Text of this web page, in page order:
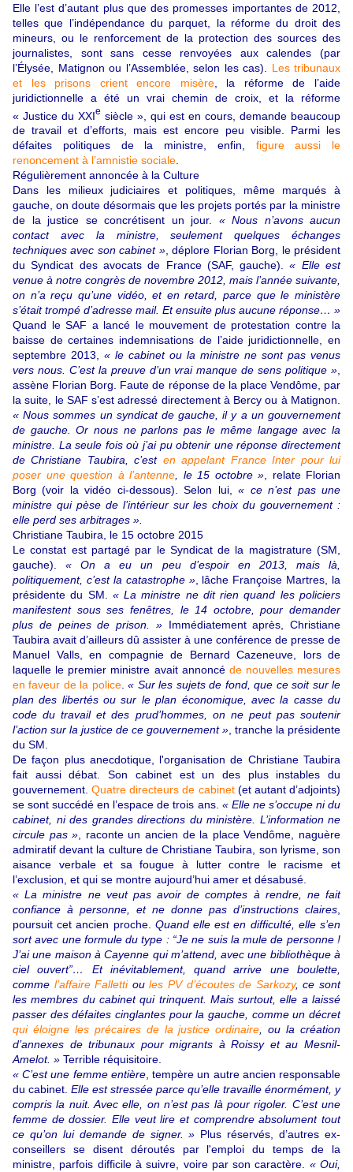
Elle l’est d’autant plus que des promesses importantes de 2012,
telles que l’indépendance du parquet, la réforme du droit des
mineurs, ou le renforcement de la protection des sources des
journalistes, sont sans cesse renvoyées aux calendes (par
l’Élysée, Matignon ou l’Assemblée, selon les cas). Les tribunaux
et les prisons crient encore misère, la réforme de l’aide
juridictionnelle a été un vrai chemin de croix, et la réforme
« Justice du XXIe siècle », qui est en cours, demande beaucoup
de travail et d’efforts, mais est encore peu visible. Parmi les
défaites politiques de la ministre, enfin, figure aussi le
renoncement à l’amnistie sociale.
Régulièrement annoncée à la Culture
Dans les milieux judiciaires et politiques, même marqués à
gauche, on doute désormais que les projets portés par la ministre
de la justice se concrétisent un jour. « Nous n’avons aucun
contact avec la ministre, seulement quelques échanges
techniques avec son cabinet », déplore Florian Borg, le président
du Syndicat des avocats de France (SAF, gauche).« Elle est
venue à notre congrès de novembre 2012, mais l’année suivante,
on n’a reçu qu’une vidéo, et en retard, parce que le ministère
s’était trompé d’adresse mail. Et ensuite plus aucune réponse… »
Quand le SAF a lancé le mouvement de protestation contre la
baisse de certaines indemnisations de l’aide juridictionnelle, en
septembre 2013, « le cabinet ou la ministre ne sont pas venus
vers nous. C’est la preuve d’un vrai manque de sens politique »,
assène Florian Borg. Faute de réponse de la place Vendôme, par
la suite, le SAF s’est adressé directement à Bercy ou à Matignon.
« Nous sommes un syndicat de gauche, il y a un gouvernement
de gauche. Or nous ne parlons pas le même langage avec la
ministre. La seule fois où j’ai pu obtenir une réponse directement
de Christiane Taubira, c’est en appelant France Inter pour lui
poser une question à l’antenne, le 15 octobre », relate Florian
Borg (voir la vidéo ci-dessous). Selon lui,« ce n’est pas une
ministre qui pèse de l’intérieur sur les choix du gouvernement :
elle perd ses arbitrages ».
Christiane Taubira, le 15 octobre 2015
Le constat est partagé par le Syndicat de la magistrature (SM,
gauche).« On a eu un peu d’espoir en 2013, mais là,
politiquement, c’est la catastrophe », lâche Françoise Martres, la
présidente du SM. « La ministre ne dit rien quand les policiers
manifestent sous ses fenêtres, le 14 octobre, pour demander
plus de peines de prison. »Immédiatement après, Christiane
Taubira avait d’ailleurs dû assister à une conférence de presse de
Manuel Valls, en compagnie de Bernard Cazeneuve, lors de
laquelle le premier ministre avait annoncé de nouvelles mesures
en faveur de la police.« Sur les sujets de fond, que ce soit sur le
plan des libertés ou sur le plan économique, avec la casse du
code du travail et des prud’hommes, on ne peut pas soutenir
l’action sur la justice de ce gouvernement », tranche la présidente
du SM.
De façon plus anecdotique, l'organisation de Christiane Taubira
fait aussi débat. Son cabinet est un des plus instables du
gouvernement.Quatre directeurs de cabinet(et autant d’adjoints)
se sont succédé en l’espace de trois ans. « Elle ne s’occupe ni du
cabinet, ni des grandes directions du ministère. L’information ne
circule pas », raconte un ancien de la place Vendôme, naguère
admiratif devant la culture de Christiane Taubira, son lyrisme, son
aisance verbale et sa fougue à lutter contre le racisme et
l’exclusion, et qui se montre aujourd’hui amer et désabusé.
« La ministre ne veut pas avoir de comptes à rendre, ne fait
confiance à personne, et ne donne pas d’instructions claires,
poursuit cet ancien proche. Quand elle est en difficulté, elle s’en
sort avec une formule du type : “Je ne suis la mule de personne !
J’ai une maison à Cayenne qui m’attend, avec une bibliothèque à
ciel ouvert”… Et inévitablement, quand arrive une boulette,
comme l’affaire Fallettioules PV d’écoutes de Sarkozy, ce sont
les membres du cabinet qui trinquent. Mais surtout, elle a laissé
passer des défaites cinglantes pour la gauche, comme un décret
qui éloigne les précaires de la justice ordinaire, ou la création
d’annexes de tribunaux pour migrants à Roissy et au Mesnil-
Amelot. » Terrible réquisitoire.
« C’est une femme entière, tempère un autre ancien responsable
du cabinet. Elle est stressée parce qu’elle travaille énormément, y
compris la nuit. Avec elle, on n’est pas là pour rigoler. C’est une
femme de dossier. Elle veut lire et comprendre absolument tout
ce qu’on lui demande de signer. » Plus réservés, d’autres ex-
conseillers se disent déroutés par l'emploi du temps de la
ministre, parfois difficile à suivre, voire par son caractère. « Oui,